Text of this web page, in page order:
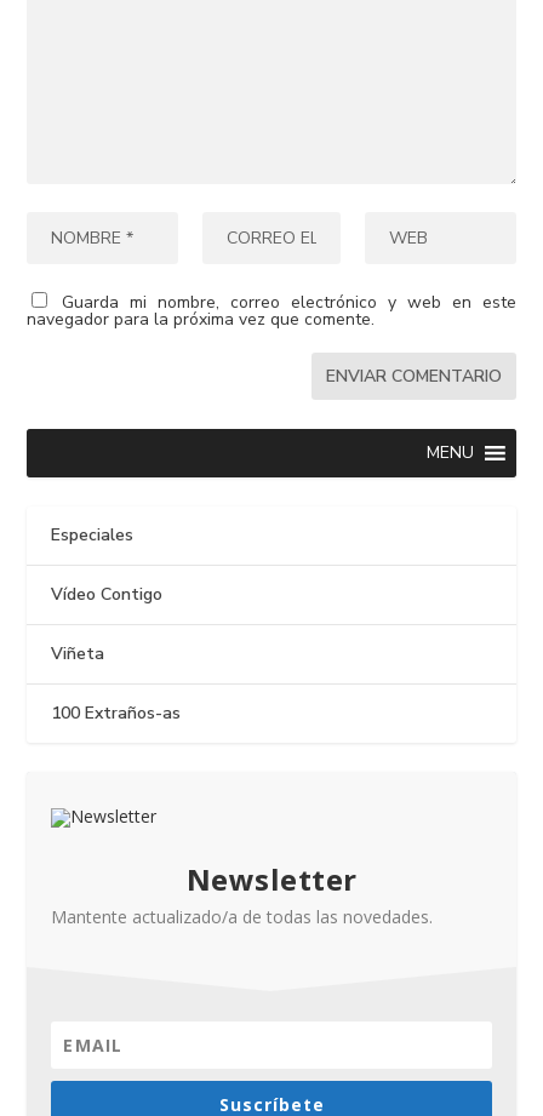
Guarda mi nombre, correo electrónico y web en este
navegador para la próxima vez que comente.
MENU
Especiales
Vídeo Contigo
Viñeta
100 Extraños-as
Newsletter
Mantente actualizado/a de todas las novedades.
Suscríbete